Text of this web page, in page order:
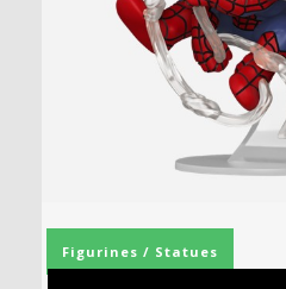
Figurines / Statues